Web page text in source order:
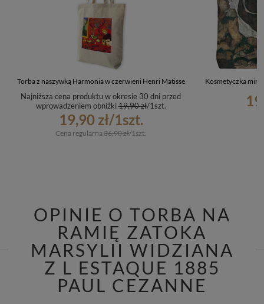
Torba z naszywką Harmonia w czerwieni Henri Matisse
19,90 zł/1szt.
Najniższa cena produktu w okresie 30 dni przed
wprowadzeniem obniżki19,90 zł/1szt.
Cena regularna36,90 zł/1szt.
Kosmetyczka mini
OPINIE O TORBA NA
RAMIĘ ZATOKA
MARSYLII WIDZIANA
Z L​ ​ESTAQUE​ 1885​
PAUL CEZANNE